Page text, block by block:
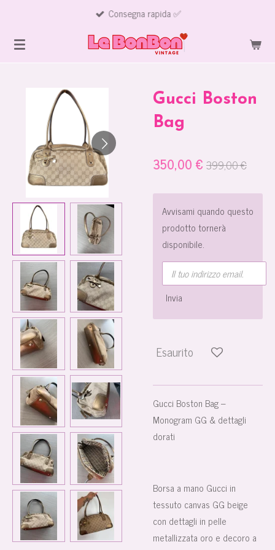
contenuto
principale
Consegna rapida ✅
Gucci Boston
Bag
350,00 €399,00 €
Avvisami quando questo
prodotto tornerà
disponibile.
Invia
Esaurito
Gucci Boston Bag –
Monogram GG & dettagli
dorati
Borsa a mano Gucci in
tessuto canvas GG beige
con dettagli in pelle
metallizzata oro e decoro a